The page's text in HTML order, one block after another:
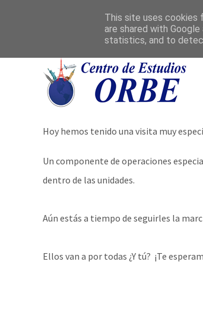
Hoy hemos tenido una visita muy
Un componente de operaciones
dentro de las unidades.
Aún estás a tiempo de seguirles la
Ellos van a por todas ¿Y tú? ¡Te
This site uses cookies
are shared with
statistics, and to